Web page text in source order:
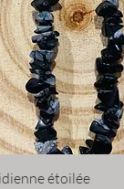
étoilée